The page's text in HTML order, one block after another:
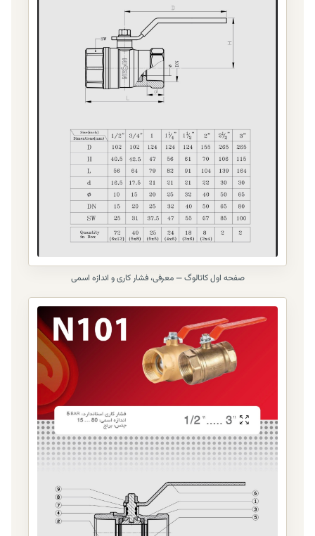
صفحه اول کاتالوگ — معرفی، فشار کاری و اندازه اسمی